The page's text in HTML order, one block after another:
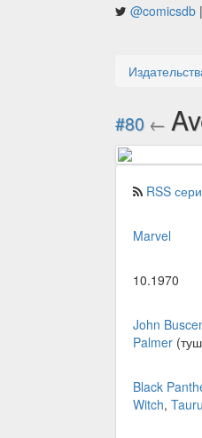
@comicsdb |
#80 ←
RSS
Marvel
10.1970
John
Palmer
Black
Witch,